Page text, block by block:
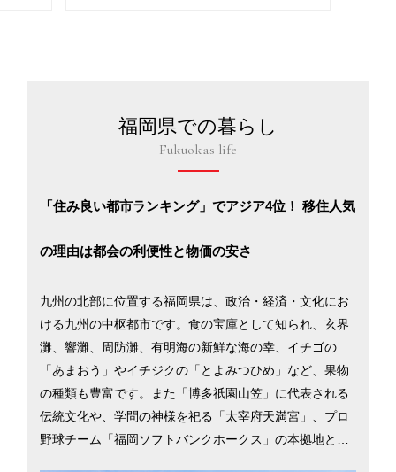
福岡県での暮らし
Fukuoka's life
「住み良い都市ランキング」でアジア4位！ 移住人気
の理由は都会の利便性と物価の安さ
九州の北部に位置する福岡県は、政治・経済・文化にお
ける九州の中枢都市です。食の宝庫として知られ、玄界
灘、響灘、周防灘、有明海の新鮮な海の幸、イチゴの
「あまおう」やイチジクの「とよみつひめ」など、果物
の種類も豊富です。また「博多祇園山笠」に代表される
伝統文化や、学問の神様を祀る「太宰府天満宮」、プロ
野球チーム「福岡ソフトバンクホークス」の本拠地と、